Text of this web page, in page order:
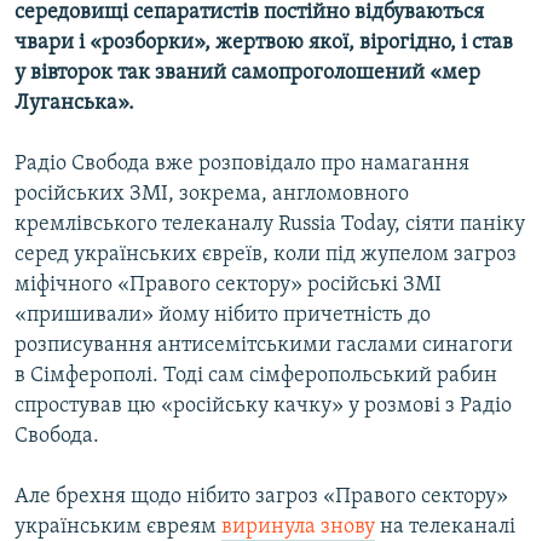
середовищі сепаратистів постійно відбуваються
чвари і «розборки», жертвою якої, вірогідно, і став
у вівторок так званий самопроголошений «мер
Луганська».
Радіо Свобода вже розповідало про намагання
російських ЗМІ, зокрема, англомовного
кремлівського телеканалу Russia Today, сіяти паніку
серед українських євреїв, коли під жупелом загроз
міфічного «Правого сектору» російські ЗМІ
«пришивали» йому нібито причетність до
розписування антисемітськими гаслами синагоги
в Сімферополі. Тоді сам сімферопольський рабин
спростував цю «російську качку» у розмові з Радіо
Свобода.
Але брехня щодо нібито загроз «Правого сектору»
українським євреям виринула знову на телеканалі